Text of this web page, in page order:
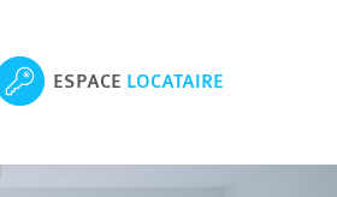
ESPACE LOCATAIRE